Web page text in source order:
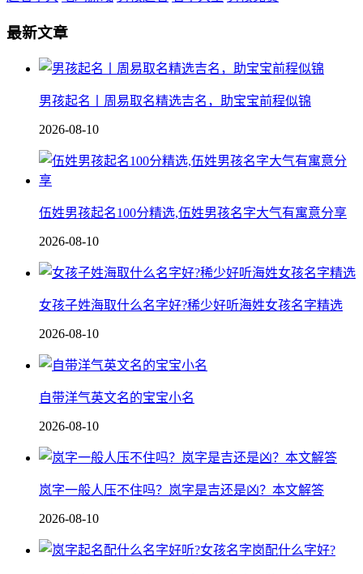
最新文章
男孩起名丨周易取名精选吉名，助宝宝前程似锦
2026-08-10
伍姓男孩起名100分精选,伍姓男孩名字大气有寓意分享
2026-08-10
女孩子姓海取什么名字好?稀少好听海姓女孩名字精选
2026-08-10
自带洋气英文名的宝宝小名
2026-08-10
岚字一般人压不住吗？岚字是吉还是凶？本文解答
2026-08-10